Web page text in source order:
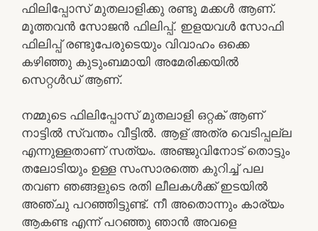
ഫിലിപ്പോസ് മുതലാളിക്കു രണ്ടു മക്കൾ ആണ്.
മൂത്തവൻ സോജൻ ഫിലിപ്പ്. ഇളയവൾ സോഫി
ഫിലിപ്പ് രണ്ടുപേരുടെയും വിവാഹം ഒക്കെ
കഴിഞ്ഞു കുടുംബമായി അമേരിക്കയിൽ
സെറ്റൾഡ് ആണ്.
നമ്മുടെ ഫിലിപ്പോസ് മുതലാളി ഒറ്റക് ആണ്
നാട്ടിൽ സ്വന്തം വീട്ടിൽ. ആള് അത്ര വെടിപ്പല്ല
എന്നുള്ളതാണ് സത്യം. അഞ്ജുവിനോട് തൊട്ടും
തലോടിയും ഉള്ള സംസാരത്തെ കുറിച്ച് പല
തവണ ഞങ്ങളുടെ രതി ലീലകൾക്ക് ഇടയിൽ
അഞ്ചു പറഞ്ഞിട്ടുണ്ട്. നീ അതൊന്നും കാര്യം
ആകണ്ട എന്ന് പറഞ്ഞു ഞാൻ അവളെ